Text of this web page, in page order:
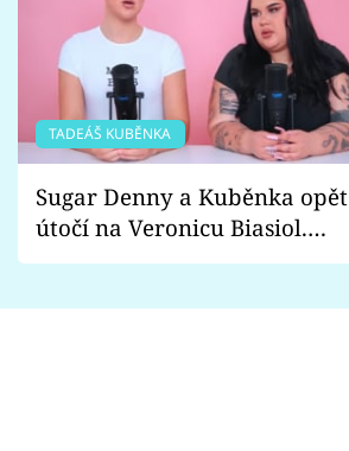
TADEÁŠ KUBĚNKA
Sugar Denny a Kuběnka opět
útočí na Veronicu Biasiol.
Proč je podle nich falešná a